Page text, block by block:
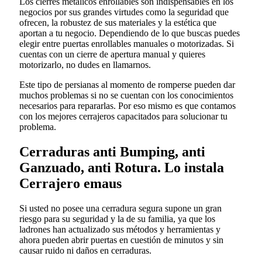
negocios por sus grandes virtudes como la seguridad que
ofrecen, la robustez de sus materiales y la estética que
aportan a tu negocio. Dependiendo de lo que buscas puedes
elegir entre puertas enrollables manuales o motorizadas. Si
cuentas con un cierre de apertura manual y quieres
motorizarlo, no dudes en llamarnos.
Este tipo de persianas al momento de romperse pueden dar
muchos problemas si no se cuentan con los conocimientos
necesarios para repararlas. Por eso mismo es que contamos
con los mejores cerrajeros capacitados para solucionar tu
problema.
Cerraduras anti Bumping, anti
Ganzuado, anti Rotura. Lo instala
Cerrajero emaus
Si usted no posee una cerradura segura supone un gran
riesgo para su seguridad y la de su familia, ya que los
ladrones han actualizado sus métodos y herramientas y
ahora pueden abrir puertas en cuestión de minutos y sin
causar ruido ni daños en cerraduras.